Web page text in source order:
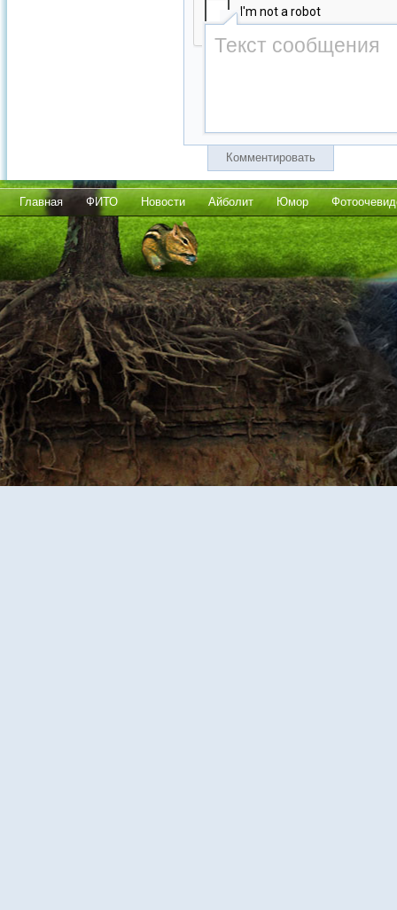
Комментировать
Главная ФИТО Новости Айболит Юмор